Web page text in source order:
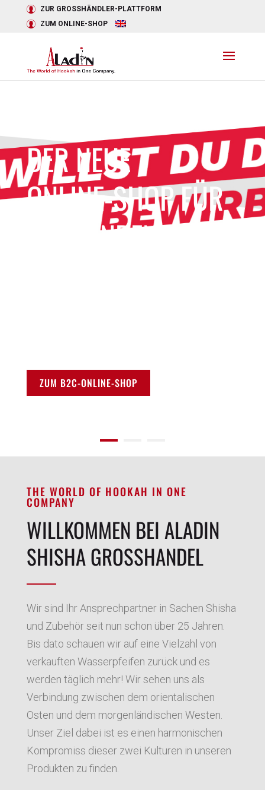
ZUR GROSSHÄNDLER-PLATTFORM
ZUM ONLINE-SHOP
DER NEUE
ONLINE-SHOP FÜR
ENDKUNDEN!
ZUM B2C-ONLINE-SHOP
THE WORLD OF HOOKAH IN ONE
COMPANY
WILLKOMMEN BEI ALADIN
SHISHA GROSSHANDEL
Wir sind Ihr Ansprechpartner in Sachen Shisha
und Zubehör seit nun schon über 25 Jahren.
Bis dato schauen wir auf eine Vielzahl von
verkauften Wasserpfeifen zurück und es
werden täglich mehr! Wir sehen uns als
Verbindung zwischen dem orientalischen
Osten und dem morgenländischen Westen.
Unser Ziel dabei ist es einen harmonischen
Kompromiss dieser zwei Kulturen in unseren
Produkten zu finden.